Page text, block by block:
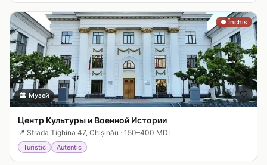
● Închis
🏛️ Музей 🤍
Центр Культуры и Военной Истории
📍 Strada Tighina 47, Chișinău · 150–400 MDL
Turistic Autentic